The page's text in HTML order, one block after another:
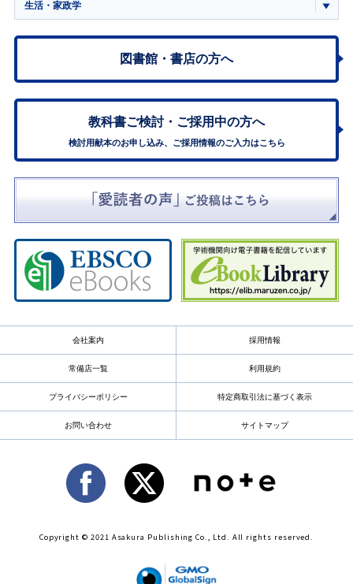
生活・家政学
図書館・書店の方へ
教科書ご検討・ ご採用中の方へ
検討用献本のお申し込み、ご採用情報のご入力はこちら
会社案内 採用情報
常備店一覧 利用規約
プライバシーポリシー 特定商取引法に基づく表示
お問い合わせ サイトマップ
Copyright © 2021 Asakura Publishing Co., Ltd. All rights reserved.